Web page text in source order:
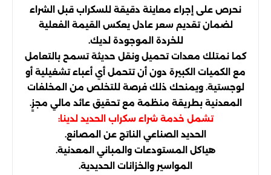
نحرص على إجراء معاينة دقيقة للسكراب قبل الشراء
لضمان تقديم سعر عادل يعكس القيمة الفعلية
للخردة الموجودة لديك.
كما نمتلك معدات تحميل ونقل حديثة تسمح بالتعامل
مع الكميات الكبيرة دون أن تتحمل أي أعباء تشغيلية أو
لوجستية. ويمنحك ذلك فرصة للتخلص من المخلفات
المعدنية بطريقة منظمة مع تحقيق عائد مالي مجزٍ.
تشمل خدمة شراء سكراب الحديد لدينا:
الحديد الصناعي الناتج عن المصانع.
هياكل المستودعات والمباني المعدنية.
المواسير والخزانات الحديدية.